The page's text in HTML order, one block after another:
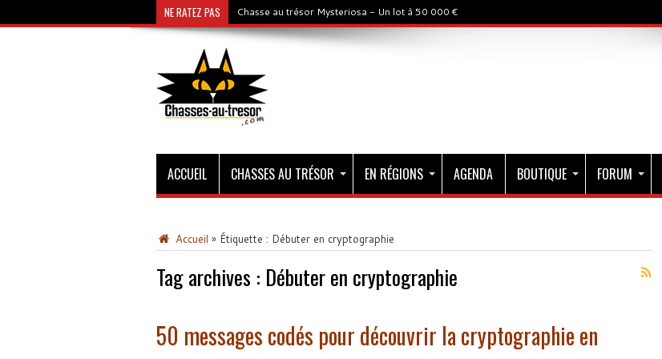
NE RATEZ PAS Chasse au trésor Mysteriosa - Un lot à 50 000 €
ACCUEIL CHASSES AU TRÉSOR EN RÉGIONS AGENDA BOUTIQUE FORUM
Accueil » Étiquette : Débuter en cryptographie
Tag archives : Débuter en cryptographie
50 messages codés pour découvrir la cryptographie en